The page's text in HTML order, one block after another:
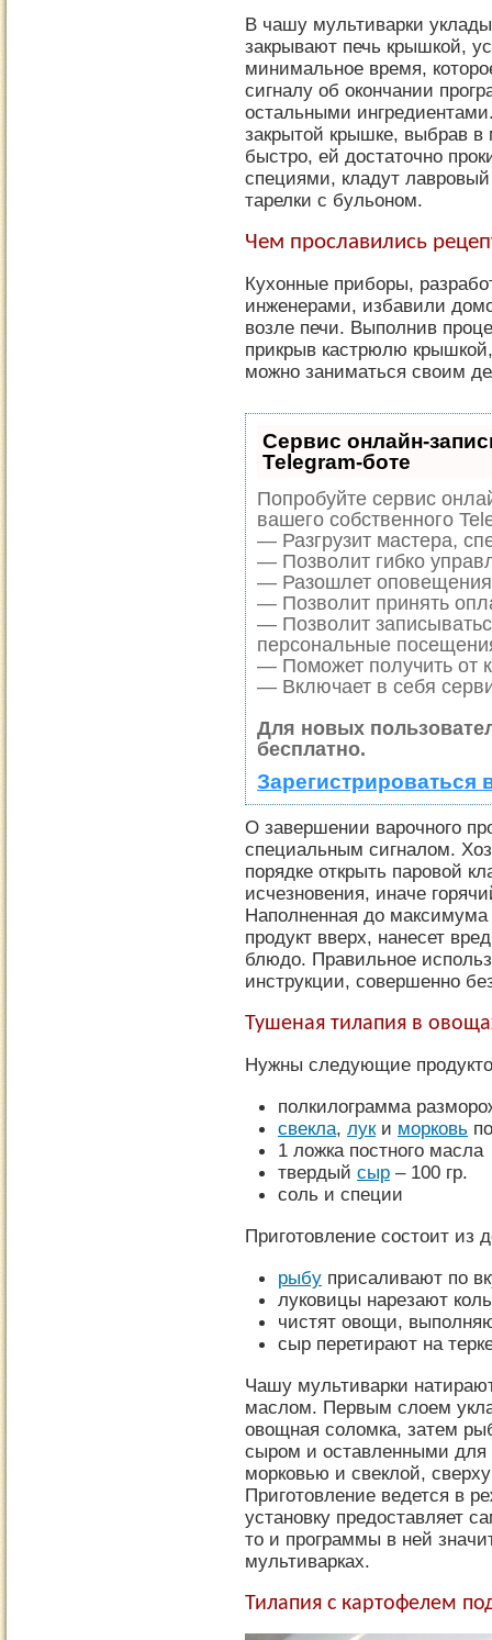
В чашу мультиварки
закрывают печь крышкой,
минимальное время,
сигналу об окончании
остальными
закрытой крышке, выбрав в
быстро, ей достаточно
специями, кладут
тарелки с бульоном.
Чем прославились
Кухонные приборы,
инженерами, избавили
возле печи. Выполнив
прикрыв кастрюлю
можно заниматься своим
Сервис онлайн-
Telegram-боте
Попробуйте сервис
вашего собственного
— Разгрузит мастера,
— Позволит гибко
— Разошлет оповещения
— Позволит принять
— Позволит
персональные
— Поможет получить от
— Включает в себя
Для новых
бесплатно.
Зарегистрироваться
О завершении варочного
специальным сигналом.
порядке открыть паровой
исчезновения, иначе
Наполненная до
продукт вверх, нанесет
блюдо. Правильное
инструкции, совершенно
Тушеная тилапия в
Нужны следующие
полкилограмма
свекла, луки морковь
1 ложка постного масла
твердый сыр – 100 гр.
соль и специи
Приготовление состоит из
рыбу присаливают по
луковицы нарезают
чистят овощи,
сыр перетирают на
Чашу мультиварки
маслом. Первым слоем
овощная соломка, затем
сыром и оставленными для
морковью и свеклой,
Приготовление ведется в
установку предоставляет
то и программы в ней
мультиварках.
Тилапия с картофелем